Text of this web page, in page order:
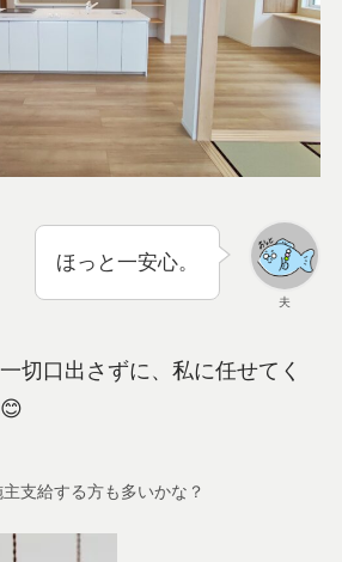
夫
ほっと一安心。
切口出さずに、私に任せてく
支給する方も多いかな？